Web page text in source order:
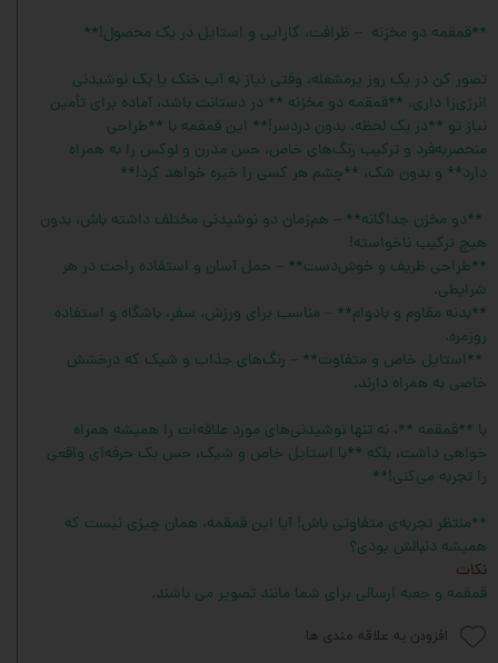
**قمقمه دو مخزنه – ظرافت، کارایی و استایل در یک محصول!**
تصور کن در یک روز پرمشغله، وقتی نیاز به آب خنک یا یک نوشیدنی
انرژی‌زا داری، **قمقمه دو مخزنه ** در دستانت باشد، آماده برای تأمین
نیاز تو **در یک لحظه، بدون دردسر!** این قمقمه با **طراحی
منحصر‌به‌فرد و ترکیب رنگ‌های خاص، حس مدرن و لوکس را به همراه
دارد** و بدون شک، **چشم هر کسی را خیره خواهد کرد!**
**دو مخزن جداگانه** – هم‌زمان دو نوشیدنی مختلف داشته باش، بدون
هیچ ترکیب ناخواسته!
**طراحی ظریف و خوش‌دست** – حمل آسان و استفاده راحت در هر
شرایطی.
**بدنه مقاوم و بادوام** – مناسب برای ورزش، سفر، باشگاه و استفاده
روزمره.
**استایل خاص و متفاوت** – رنگ‌های جذاب و شیک که درخشش
خاصی به همراه دارند.
با **قمقمه **، نه تنها نوشیدنی‌های مورد علاقه‌ات را همیشه همراه
خواهی داشت، بلکه **با استایل خاص و شیک، حس یک حرفه‌ای واقعی
را تجربه می‌کنی!**
**منتظر تجربه‌ی متفاوتی باش! آیا این قمقمه، همان چیزی نیست که
همیشه دنبالش بودی؟
نکات
قمقمه و جعبه ارسالی برای شما مانند تصویر می باشند.
افزودن به علاقه مندی ها